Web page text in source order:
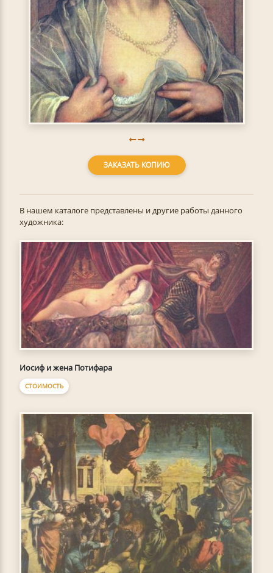
ЗАКАЗАТЬ КОПИЮ
В нашем каталоге представлены и другие работы данного
художника:
Иосиф и жена Потифара
СТОИМОСТЬ